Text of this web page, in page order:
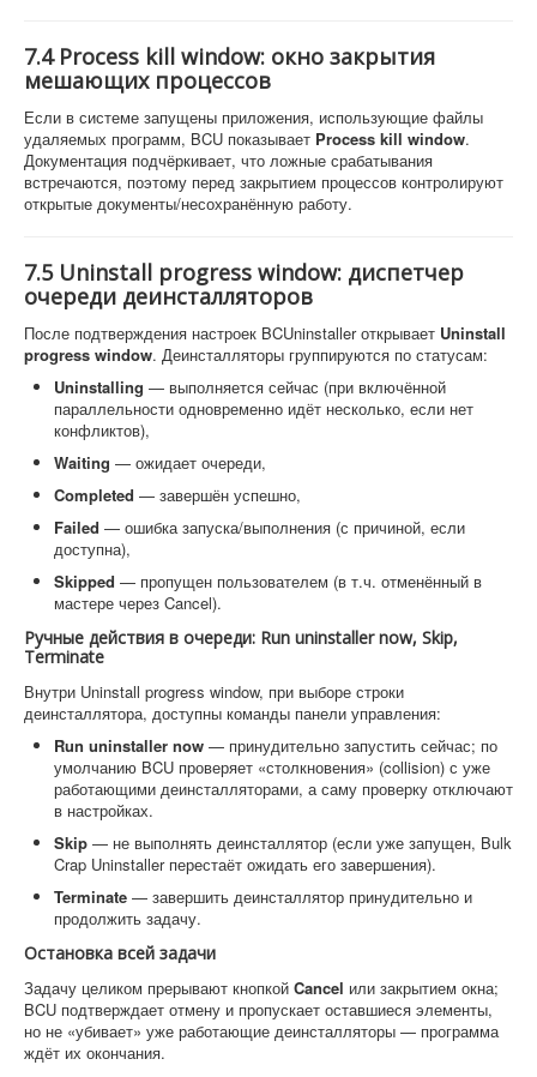
7.4 Process kill window: окно закрытия
мешающих процессов
Если в системе запущены приложения, использующие файлы
удаляемых программ, BCU показывает Process kill window.
Документация подчёркивает, что ложные срабатывания
встречаются, поэтому перед закрытием процессов контролируют
открытые документы/несохранённую работу.
7.5 Uninstall progress window: диспетчер
очереди деинсталляторов
После подтверждения настроек BCUninstaller открывает Uninstall
progress window. Деинсталляторы группируются по статусам:
Uninstalling — выполняется сейчас (при включённой
параллельности одновременно идёт несколько, если нет
конфликтов),
Waiting — ожидает очереди,
Completed — завершён успешно,
Failed — ошибка запуска/выполнения (с причиной, если
доступна),
Skipped — пропущен пользователем (в т.ч. отменённый в
мастере через Cancel).
Ручные действия в очереди: Run uninstaller now, Skip,
Terminate
Внутри Uninstall progress window, при выборе строки
деинсталлятора, доступны команды панели управления:
Run uninstaller now — принудительно запустить сейчас; по
умолчанию BCU проверяет «столкновения» (collision) с уже
работающими деинсталляторами, а саму проверку отключают
в настройках.
Skip — не выполнять деинсталлятор (если уже запущен, Bulk
Crap Uninstaller перестаёт ожидать его завершения).
Terminate — завершить деинсталлятор принудительно и
продолжить задачу.
Остановка всей задачи
Задачу целиком прерывают кнопкой Cancel или закрытием окна;
BCU подтверждает отмену и пропускает оставшиеся элементы,
но не «убивает» уже работающие деинсталляторы — программа
ждёт их окончания.